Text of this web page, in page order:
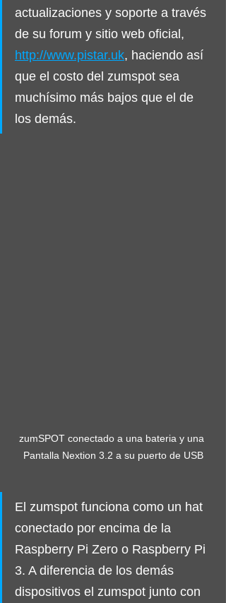
actualizaciones y soporte a través
de su forum y sitio web oficial,
http://www.pistar.uk, haciendo así
que el costo del zumspot sea
muchísimo más bajos que el de
los demás.
zumSPOT conectado a una bateria y una
Pantalla Nextion 3.2 a su puerto de USB
El zumspot funciona como un hat
conectado por encima de la
Raspberry Pi Zero o Raspberry Pi
3. A diferencia de los demás
dispositivos el zumspot junto con